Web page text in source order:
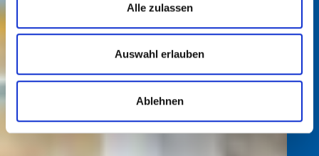
Alle zulassen
Auswahl erlauben
Ablehnen